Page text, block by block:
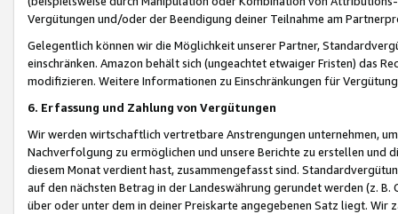
Vergütungen und/oder der Beendigung deiner Teilnahme am
Gelegentlich können wir die Möglichkeit unserer Partner,
einschränken. Amazon behält sich (ungeachtet etwaiger Fristen) das
modifizieren. Weitere Informationen zu Einschränkungen für
6. Erfassung und Zahlung von Vergütungen
Wir werden wirtschaftlich vertretbare Anstrengungen unternehmen,
Nachverfolgung zu ermöglichen und unsere Berichte zu erstellen und
diesem Monat verdient hast, zusammengefasst sind.
auf den nächsten Betrag in der Landeswährung gerundet werden (z.
über oder unter dem in deiner Preiskarte angegebenen Satz liegt.